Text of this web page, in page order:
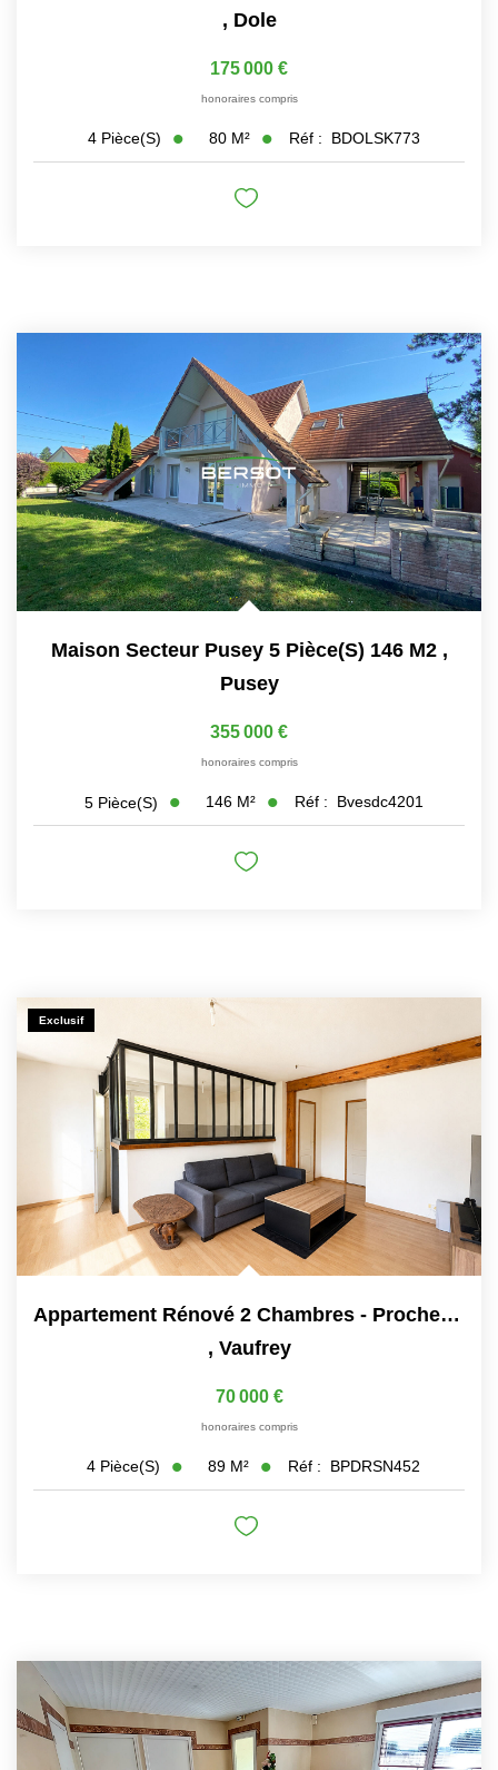
, Dole
175 000 €
honoraires compris
4 Pièce(s) 80 M² Réf : BDOLSK773
Maison Secteur Pusey 5 Pièce(s) 146 M2 ,
Pusey
355 000 €
honoraires compris
5 Pièce(s) 146 M² Réf : Bvesdc4201
Exclusif
Appartement Rénové 2 Chambres - Proche Frontière Suisse. 20...
, Vaufrey
70 000 €
honoraires compris
4 Pièce(s) 89 M² Réf : BPDRSN452